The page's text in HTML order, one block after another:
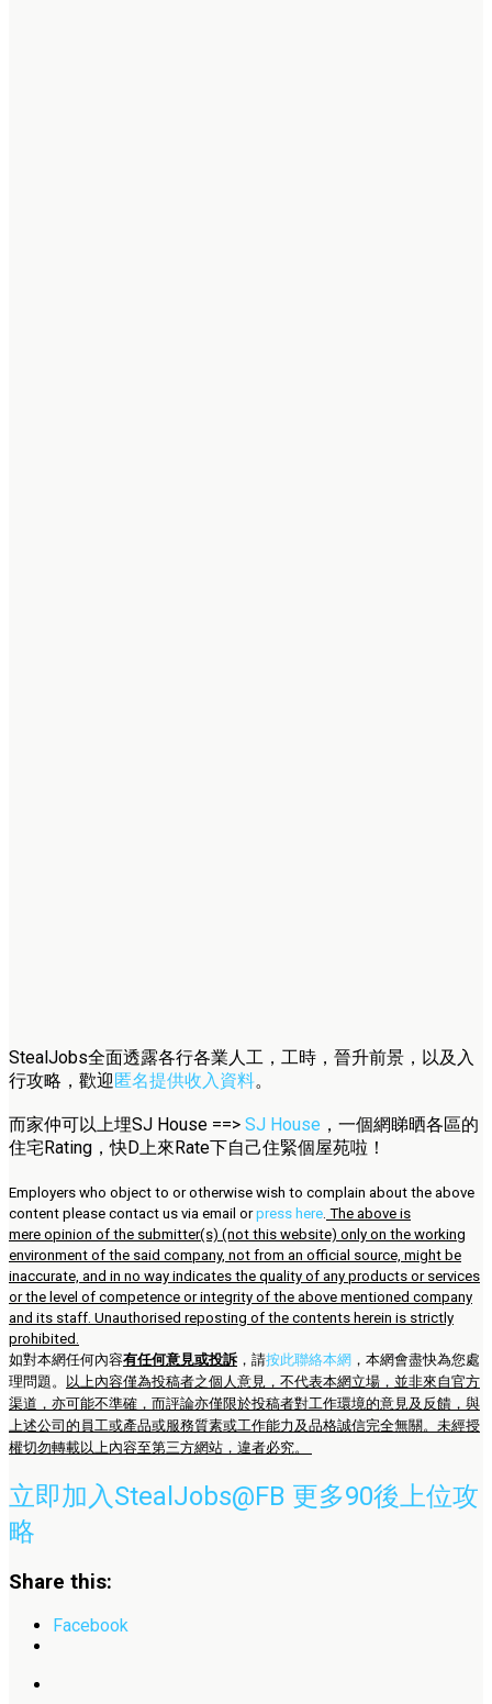
StealJobs全面透露各行各業人工，工時，晉升前景，以及入
行攻略，歡迎 匿名提供收入資料。
而家仲可以上埋SJ House ==> SJ House ，一個網睇晒各區的
住宅Rating，快D上來Rate下自己住緊個屋苑啦！
Employers who object to or otherwise wish to complain about the above
content please contact us via email orpress here. The above is
mere opinion of the submitter(s) (not this website) only on the working
environment of the said company, not from an official source, might be
inaccurate, and in no way indicates the quality of any products or services
or the level of competence or integrity of the above mentioned company
and its staff. Unauthorised reposting of the contents herein is strictly
prohibited.
如對本網任何內容有任何意見或投訴 ，請按此聯絡本網 ，本網會盡快為您處
理問題。
以上內容僅為投稿者之個人意見，不代表本網立場，並非來自官方
渠道，亦可能不準確，而評論亦僅限於投稿者對工作環境的意見及反饋，與
上述公司的員工或產品或服務質素或工作能力及品格誠信完全無關。未經授
權切勿轉載以上內容至第三方網站，違者必究。
立即加入StealJobs@FB 更多90後上位攻
略
Share this:
Facebook